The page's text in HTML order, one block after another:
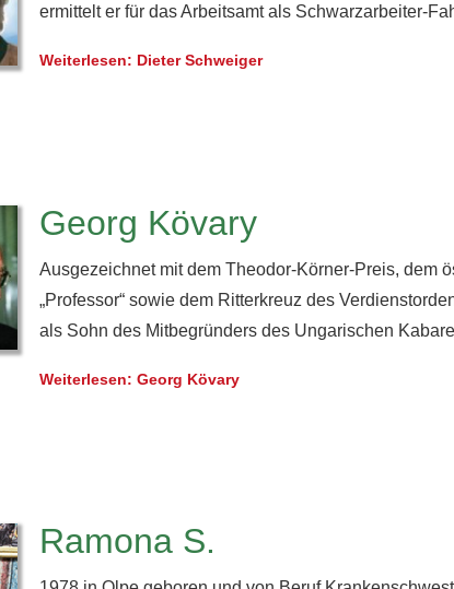
ermittelt er für das Arbeitsamt als Schwarzarbeiter-
Weiterlesen: Dieter Schweiger
Georg Kövary
Ausgezeichnet mit dem Theodor-Körner-Preis, dem
„Professor“ sowie dem Ritterkreuz des
als Sohn des Mitbegründers des Ungarischen
Weiterlesen: Georg Kövary
Ramona S.